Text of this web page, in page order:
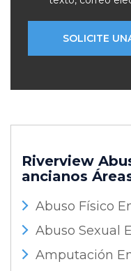
Riverview
ancianos
Abuso Físico
Abuso Sexual
Amputación